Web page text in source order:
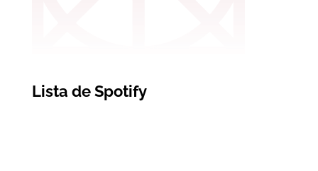
Lista de Spotify